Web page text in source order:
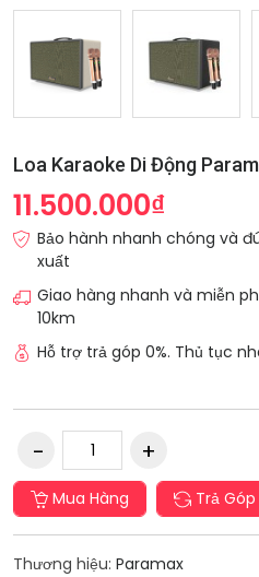
Loa Karaoke Di Động
11.500.000₫
Bảo hành nhanh chóng và
xuất
Giao hàng nhanh và miễn
10km
Hỗ trợ trả góp 0%. Thủ tục
Mua Hàng Trả Góp
Thương hiệu: Paramax